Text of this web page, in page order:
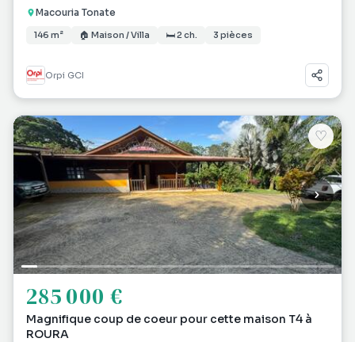
Macouria Tonate
146 m² 🏠 Maison / Villa 🛏 2 ch. 3 pièces
Orpi GCI
♡
285 000 €
Magnifique coup de coeur pour cette maison T4 à
ROURA